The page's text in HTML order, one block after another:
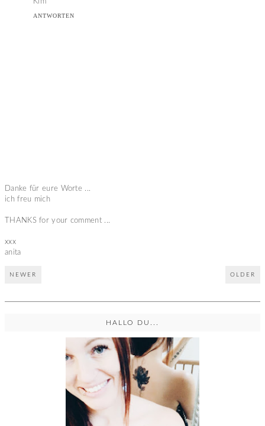
ANTWORTEN
Danke für eure Worte ...
ich freu mich
THANKS for your comment ...
xxx
anita
NEWER OLDER
HALLO DU...